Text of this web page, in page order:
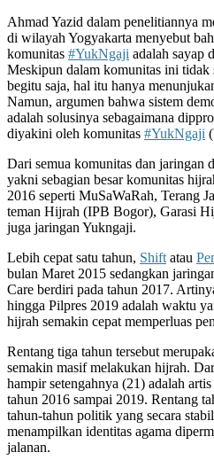
Ahmad Yazid dalam penelitiannya
di wilayah Yogyakarta menyebut
komunitas #YukNgaji adalah sayap
Meskipun dalam komunitas ini tidak
begitu saja, hal itu hanya
Namun, argumen bahwa sistem
adalah solusinya sebagaimana
diyakini oleh komunitas #YukNgaji
Dari semua komunitas dan jaringan
yakni sebagian besar komunitas
2016 seperti MuSaWaRah, Terang
teman Hijrah (IPB Bogor), Garasi
juga jaringan Yukngaji.
Lebih cepat satu tahun, Shift atau
bulan Maret 2015 sedangkan
Care berdiri pada tahun 2017.
hingga Pilpres 2019 adalah waktu
hijrah semakin cepat memperluas
Rentang tiga tahun tersebut
semakin masif melakukan hijrah.
hampir setengahnya (21) adalah
tahun 2016 sampai 2019. Rentang
tahun-tahun politik yang secara
menampilkan identitas agama
jalanan.